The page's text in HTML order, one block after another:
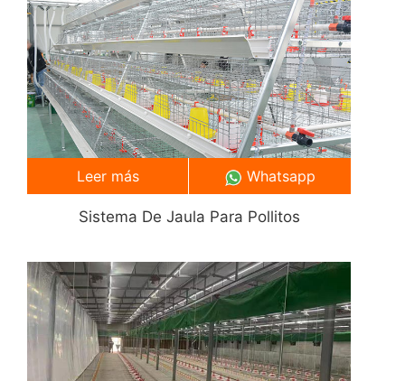
Sistema De Jaula Para Pollitos
Leer más Whatsapp